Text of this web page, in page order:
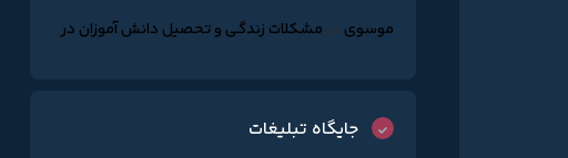
موسوی درمشکلات زندگـی و تحصیل دانش آموزان درکره جنوبـی
جایگاه تبلیغات